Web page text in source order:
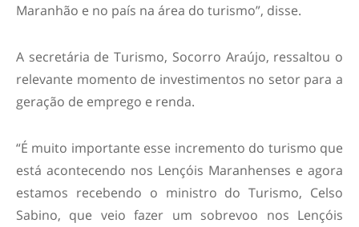
Maranhão e no país na área do turismo”, disse.
A secretária de Turismo, Socorro Araújo, ressaltou o
relevante momento de investimentos no setor para a
geração de emprego e renda.
“É muito importante esse incremento do turismo que
está acontecendo nos Lençóis Maranhenses e agora
estamos recebendo o ministro do Turismo, Celso
Sabino, que veio fazer um sobrevoo nos Lençóis